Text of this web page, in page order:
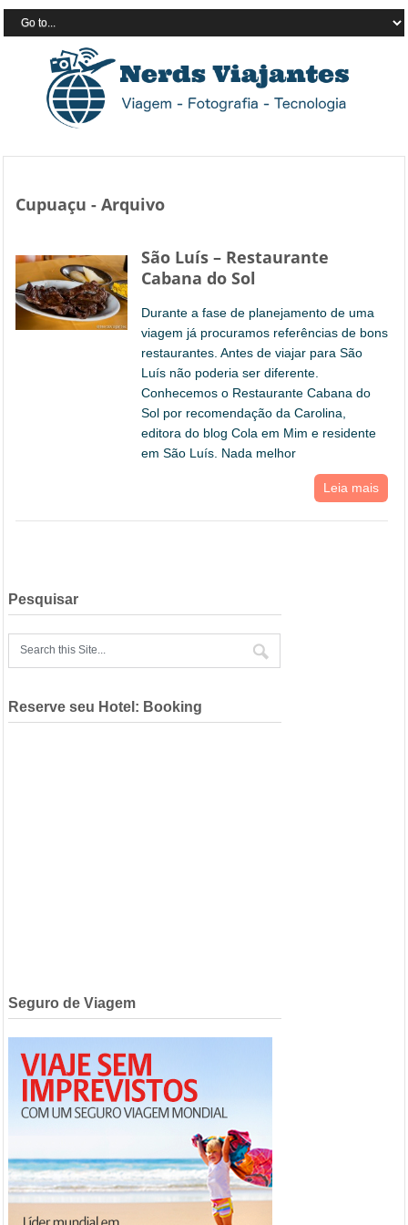
Cupuaçu - Arquivo
São Luís – Restaurante
Cabana do Sol
Durante a fase de planejamento de uma
viagem já procuramos referências de bons
restaurantes. Antes de viajar para São
Luís não poderia ser diferente.
Conhecemos o Restaurante Cabana do
Sol por recomendação da Carolina,
editora do blog Cola em Mim e residente
em São Luís. Nada melhor
Leia mais
Pesquisar
Reserve seu Hotel: Booking
Seguro de Viagem